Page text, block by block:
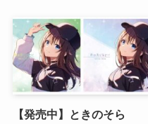
【発売中】ときのそら